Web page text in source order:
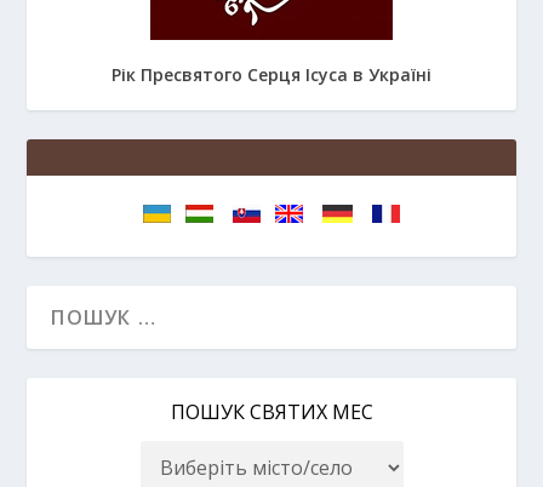
Рік Пресвятого Серця Ісуса в Україні
ПОШУК СВЯТИХ МЕС